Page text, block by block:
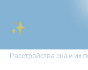
Расстройства сна и их